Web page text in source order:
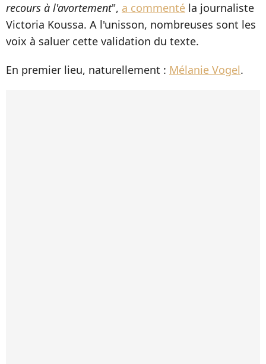
recours à l'avortement", a commenté la journaliste
Victoria Koussa. A l'unisson, nombreuses sont les
voix à saluer cette validation du texte.
En premier lieu, naturellement : Mélanie Vogel.